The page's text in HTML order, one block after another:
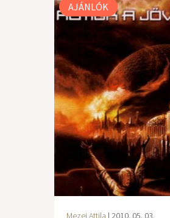
AJÁNLÓK
Mezei Attila | 2010. 05. 03.